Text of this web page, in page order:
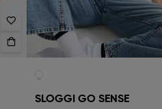
SLOGGI GO SENSE